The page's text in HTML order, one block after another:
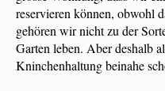
reservieren können, obwohl
gehören wir nicht zu der
Garten leben. Aber deshalb
Kninchenhaltung beinahe